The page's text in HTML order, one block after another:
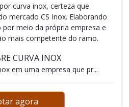
curva inox, certeza que
mercado CS Inox. Elaborando
meio da própria empresa e
mais competente do ramo.
CURVA INOX
em uma empresa que pr...
agora